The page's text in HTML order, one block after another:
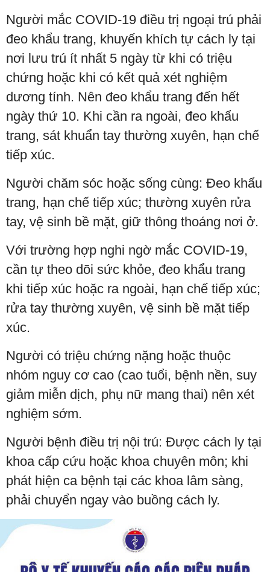
Người mắc COVID-19 điều trị ngoại trú phải
đeo khẩu trang, khuyến khích tự cách ly tại
nơi lưu trú ít nhất 5 ngày từ khi có triệu
chứng hoặc khi có kết quả xét nghiệm
dương tính. Nên đeo khẩu trang đến hết
ngày thứ 10. Khi cần ra ngoài, đeo khẩu
trang, sát khuẩn tay thường xuyên, hạn chế
tiếp xúc.
Người chăm sóc hoặc sống cùng: Đeo khẩu
trang, hạn chế tiếp xúc; thường xuyên rửa
tay, vệ sinh bề mặt, giữ thông thoáng nơi ở.
Với trường hợp nghi ngờ mắc COVID-19,
cần tự theo dõi sức khỏe, đeo khẩu trang
khi tiếp xúc hoặc ra ngoài, hạn chế tiếp xúc;
rửa tay thường xuyên, vệ sinh bề mặt tiếp
xúc.
Người có triệu chứng nặng hoặc thuộc
nhóm nguy cơ cao (cao tuổi, bệnh nền, suy
giảm miễn dịch, phụ nữ mang thai) nên xét
nghiệm sớm.
Người bệnh điều trị nội trú: Được cách ly tại
khoa cấp cứu hoặc khoa chuyên môn; khi
phát hiện ca bệnh tại các khoa lâm sàng,
phải chuyển ngay vào buồng cách ly.